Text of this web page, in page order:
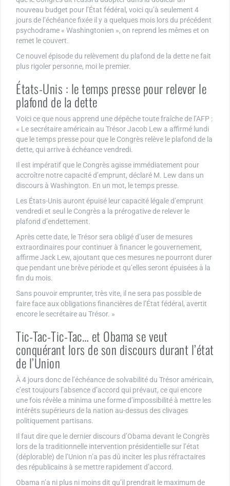
nouveau budget pour l’État fédéral, voici qu’à seulement 4
jours de l’échéance fixée il y a quelques mois lors du précédent
psychodrame « Washingtonien », on reprend les mêmes et on
remet le couvert.
Ce nouvel épisode du relèvement du plafond de la dette ne fait
plus rigoler personne, moi le premier.
États-Unis : le temps presse pour relever le
plafond de la dette
Voici ce que nous apprend une dépêche toute fraîche de l’AFP :
« Le secrétaire américain au Trésor Jacob Lew a affirmé lundi
que le temps presse pour que le Congrès relève le plafond de la
dette, qui arrive à échéance vendredi.
Il est impératif que le Congrès agisse immédiatement pour
accroître notre capacité d’emprunt, déclaré M. Lew dans un
discours à Washington. En un mot, le temps presse.
Les États-Unis auront épuisé leur capacité légale d’emprunt
vendredi et seul le Congrès a la prérogative de relever le
plafond d’endettement.
Après cette date, le Trésor sera obligé d’user de mesures
extraordinaires pour continuer à financer le gouvernement,
affirme Jack Lew, ajoutant que ces mesures ne pourront durer
que pendant une brève période et qu’elles seront épuisées à la
fin du mois.
Sans pouvoir emprunter, très vite, il ne sera pas possible de
faire face aux obligations financières de l’État fédéral, avertit
encore le secrétaire au Trésor. »
Tic-Tac-Tic-Tac… et Obama se veut
conquérant lors de son discours durant l’état
de l’Union
À 4 jours donc de l’échéance de solvabilité du Trésor américain,
c’est toujours l’absence d’accord qui prévaut, ce qui encore
une fois révèle a minima une forme d’impossibilité à mettre les
intérêts supérieurs de la nation au-dessus des clivages
politiquement partisans.
Il faut dire que le dernier discours d’Obama devant le Congrès
lors de la traditionnelle intervention présidentielle sur l’état
(déplorable) de l’Union n’a pas dû inciter les plus réfractaires
des républicains à se mettre rapidement d’accord.
Obama n’a ni plus ni moins dit qu’il prendrait le maximum de